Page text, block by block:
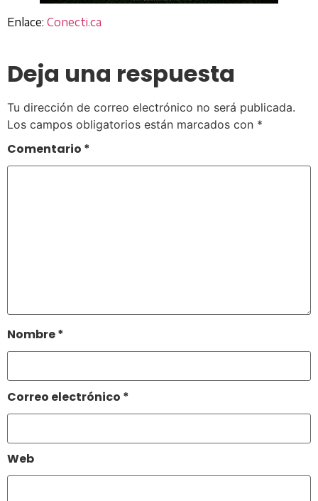
Enlace: Conecti.ca
Deja una respuesta
Tu dirección de correo electrónico no será publicada.
Los campos obligatorios están marcados con *
Comentario *
Nombre*
Correo electrónico *
Web